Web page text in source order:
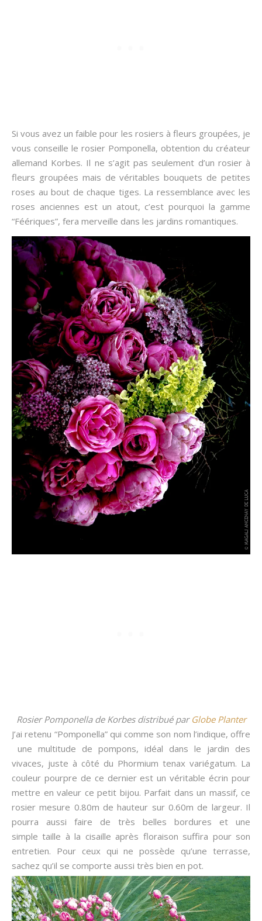
Si vous avez un faible pour les rosiers à fleurs groupées, je
vous conseille le rosier Pomponella, obtention du créateur
allemand Korbes. Il ne s’agit pas seulement d’un rosier à
fleurs groupées mais de véritables bouquets de petites
roses au bout de chaque tiges. La ressemblance avec les
roses anciennes est un atout, c’est pourquoi la gamme
“Féériques”, fera merveille dans les jardins romantiques.
Rosier Pomponella de Korbes distribué par Globe Planter
J’ai retenu “Pomponella” qui comme son nom l’indique, offre
une multitude de pompons, idéal dans le jardin des
vivaces, juste à côté du Phormium tenax variégatum. La
couleur pourpre de ce dernier est un véritable écrin pour
mettre en valeur ce petit bijou. Parfait dans un massif, ce
rosier mesure 0.80m de hauteur sur 0.60m de largeur. Il
pourra aussi faire de très belles bordures et une
simple taille à la cisaille après floraison suffira pour son
entretien. Pour ceux qui ne possède qu’une terrasse,
sachez qu’il se comporte aussi très bien en pot.